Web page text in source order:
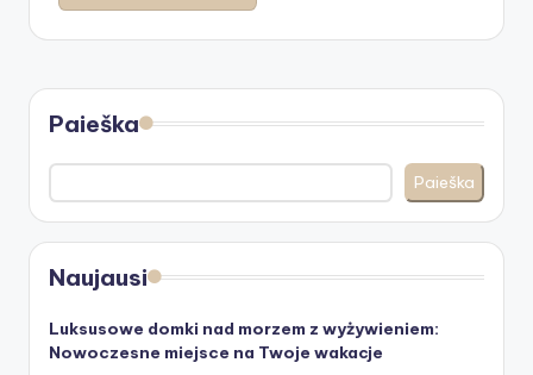
Paieška
Paieška
Naujausi
Luksusowe domki nad morzem z wyżywieniem:
Nowoczesne miejsce na Twoje wakacje